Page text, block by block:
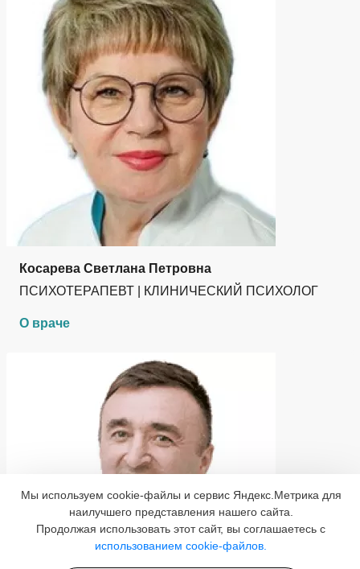
Косарева Светлана Петровна
ПСИХОТЕРАПЕВТ | КЛИНИЧЕСКИЙ ПСИХОЛОГ
О враче
Мы используем cookie-файлы и сервис Яндекс.Метрика для
наилучшего представления нашего сайта.
Продолжая использовать этот сайт, вы соглашаетесь с
использованием cookie-файлов.